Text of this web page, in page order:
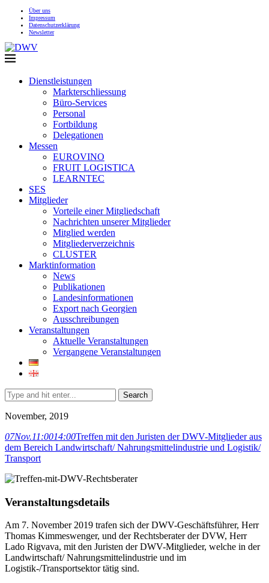
Über uns
Impressum
Datenschutzerklärung
Newsletter
Dienstleistungen
Markterschliessung
Büro-Services
Personal
Fortbildung
Delegationen
Messen
EUROVINO
FRUIT LOGISTICA
LEARNTEC
SES
Mitglieder
Vorteile einer Mitgliedschaft
Nachrichten unserer Mitglieder
Mitglied werden
Mitgliederverzeichnis
CLUSTER
Marktinformation
News
Publikationen
Landesinformationen
Export nach Georgien
Ausschreibungen
Veranstaltungen
Aktuelle Veranstaltungen
Vergangene Veranstaltungen
Search
November, 2019
07Nov.11:0014:00Treffen mit den Juristen der DWV-Mitglieder aus
dem Bereich Landwirtschaft/ Nahrungsmittelindustrie und Logistik/
Transport
Veranstaltungsdetails
Am 7. November 2019 trafen sich der DWV-Geschäftsführer, Herr
Thomas Kimmeswenger, und der Rechtsberater der DVW, Herr
Lado Rigvava, mit den Juristen der DWV-Mitglieder, welche in der
Landwirtschaft/ Nahrungsmittelindustrie und im
Logistik-/Transportsektor tätig sind.